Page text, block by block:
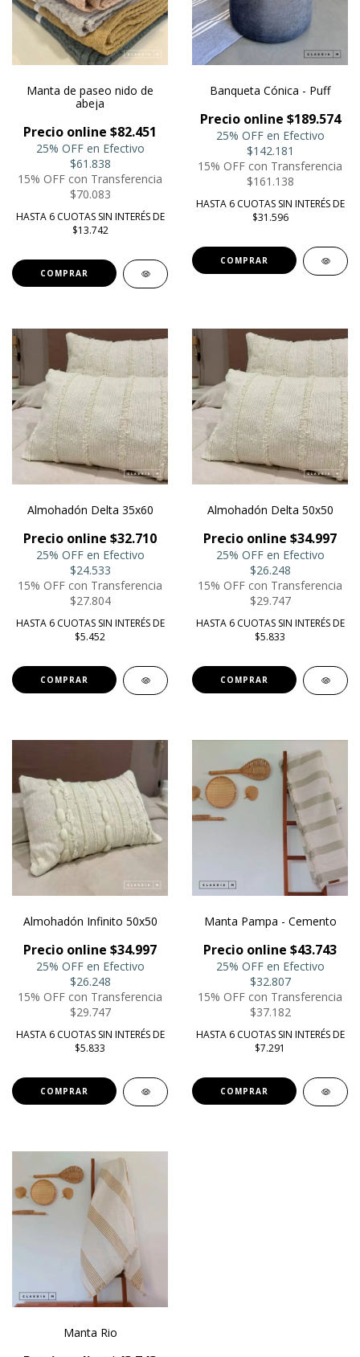
Manta de paseo nido de
abeja
Precio online $82.451
25% OFF en Efectivo
$61.838
15% OFF con Transferencia
$70.083
HASTA 6 CUOTAS SIN INTERÉS DE
$13.742
COMPRAR
Banqueta Cónica - Puff
Precio online $189.574
25% OFF en Efectivo
$142.181
15% OFF con Transferencia
$161.138
HASTA 6 CUOTAS SIN INTERÉS DE
$31.596
COMPRAR
Almohadón Delta 35x60
Precio online $32.710
25% OFF en Efectivo
$24.533
15% OFF con Transferencia
$27.804
HASTA 6 CUOTAS SIN INTERÉS DE
$5.452
Almohadón Delta 50x50
Precio online $34.997
25% OFF en Efectivo
$26.248
15% OFF con Transferencia
$29.747
HASTA 6 CUOTAS SIN INTERÉS DE
$5.833
Almohadón Infinito 50x50
Precio online $34.997
25% OFF en Efectivo
$26.248
15% OFF con Transferencia
$29.747
HASTA 6 CUOTAS SIN INTERÉS DE
$5.833
Manta Pampa - Cemento
Precio online $43.743
25% OFF en Efectivo
$32.807
15% OFF con Transferencia
$37.182
HASTA 6 CUOTAS SIN INTERÉS DE
$7.291
Manta Rio